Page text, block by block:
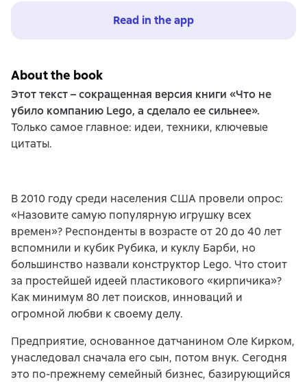
Read in the app
About the book
Этот текст – сокращенная версия книги «Что не
убило компанию Lego, а сделало ее сильнее».
Только самое главное: идеи, техники, ключевые
цитаты.
В 2010 году среди населения США провели опрос:
«Назовите самую популярную игрушку всех
времен»? Респонденты в возрасте от 20 до 40 лет
вспомнили и кубик Рубика, и куклу Барби, но
большинство назвали конструктор Lego. Что стоит
за простейшей идеей пластикового «кирпичика»?
Как минимум 80 лет поисков, инноваций и
огромной любви к своему делу.
Предприятие, основанное датчанином Оле Кирком,
унаследовал сначала его сын, потом внук. Сегодня
это по-прежнему семейный бизнес, базирующийся